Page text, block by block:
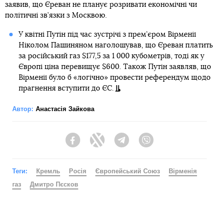
заявив, що Єреван не планує розривати економічні чи
політичні зв’язки з Москвою.
У квітні Путін під час зустрічі з прем’єром Вірменії
Ніколом Пашиняном наголошував, що Єреван платить
за російський газ $177,5 за 1 000 кубометрів, тоді як у
Європі ціна перевищує $600. Також Путін заявляв, що
Вірменії було б «логічно» провести референдум щодо
прагнення вступити до ЄС.
Автор: Анастасія Зайкова
FacebookTwitter Telegram
Теги: Кремль Росія Європейський Союз
Вірменія
газ
Дмитро Пєсков